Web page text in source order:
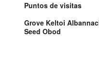
Puntos de visitas
Grove Keltoi
Seed Obod